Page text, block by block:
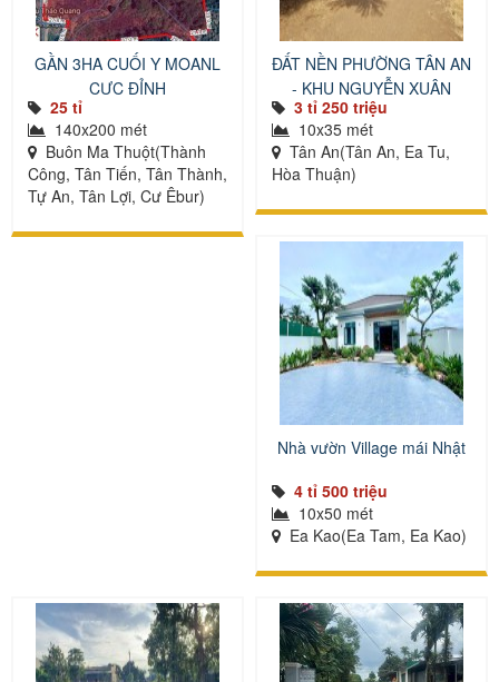
GẦN 3HA CUỐI Y MOANL
CỰC ĐỈNH
25 tỉ
140x200 mét
Buôn Ma Thuột(Thành
Công, Tân Tiến, Tân Thành,
Tự An, Tân Lợi, Cư Êbur)
ĐẤT NỀN PHƯỜNG TÂN AN
- KHU NGUYỄN XUÂN
NGUYÊN
3 tỉ 250 triệu
10x35 mét
Tân An(Tân An, Ea Tu,
Hòa Thuận)
Nhà vườn Village mái Nhật
4 tỉ 500 triệu
10x50 mét
Ea Kao(Ea Tam, Ea Kao)